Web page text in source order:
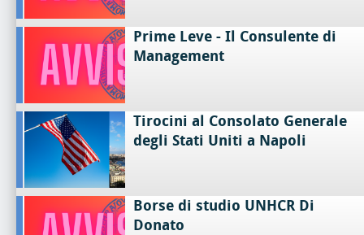
Prime Leve - Il Consulente di
Management
Tirocini al Consolato Generale
degli Stati Uniti a Napoli
Borse di studio UNHCR Di
Donato